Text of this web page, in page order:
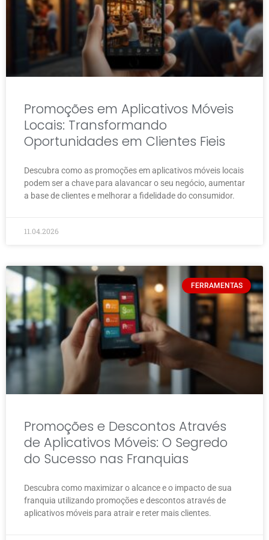
Promoções em Aplicativos Móveis
Locais: Transformando
Oportunidades em Clientes Fieis
Descubra como as promoções em aplicativos móveis locais
podem ser a chave para alavancar o seu negócio, aumentar
a base de clientes e melhorar a fidelidade do consumidor.
11.04.2026
FERRAMENTAS
Promoções e Descontos Através
de Aplicativos Móveis: O Segredo
do Sucesso nas Franquias
Descubra como maximizar o alcance e o impacto de sua
franquia utilizando promoções e descontos através de
aplicativos móveis para atrair e reter mais clientes.